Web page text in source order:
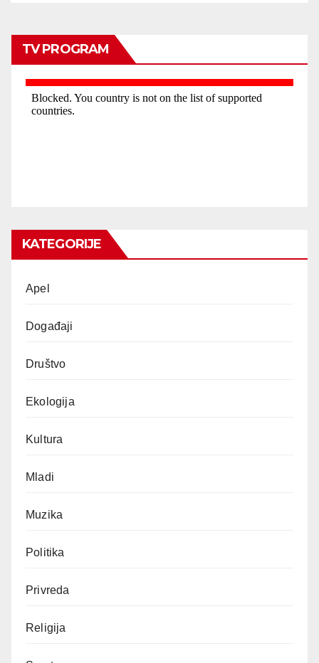
TV PROGRAM
KATEGORIJE
Apel
Događaji
Društvo
Ekologija
Kultura
Mladi
Muzika
Politika
Privreda
Religija